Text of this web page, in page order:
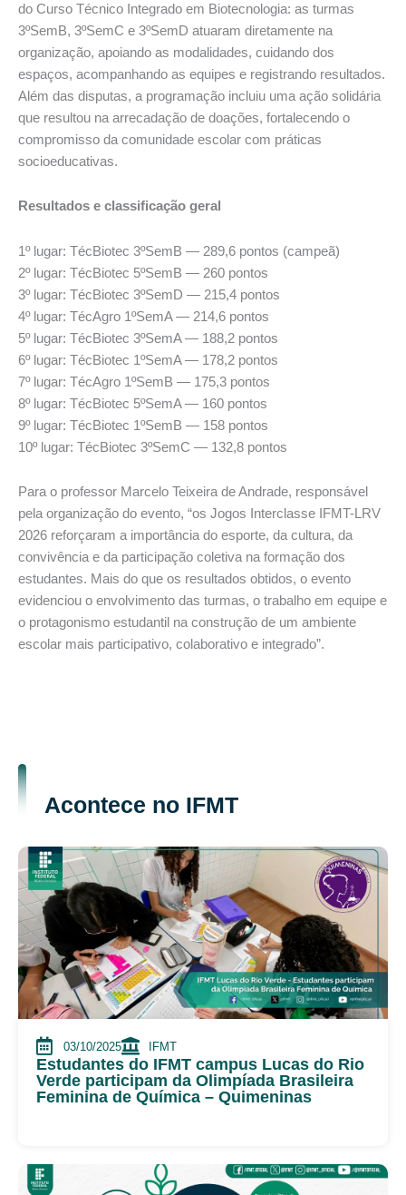
do Curso Técnico Integrado em Biotecnologia: as turmas
3ºSemB, 3ºSemC e 3ºSemD atuaram diretamente na
organização, apoiando as modalidades, cuidando dos
espaços, acompanhando as equipes e registrando resultados.
Além das disputas, a programação incluiu uma ação solidária
que resultou na arrecadação de doações, fortalecendo o
compromisso da comunidade escolar com práticas
socioeducativas.
Resultados e classificação geral
1º lugar: TécBiotec 3ºSemB — 289,6 pontos (campeã)
2º lugar: TécBiotec 5ºSemB — 260 pontos
3º lugar: TécBiotec 3ºSemD — 215,4 pontos
4º lugar: TécAgro 1ºSemA — 214,6 pontos
5º lugar: TécBiotec 3ºSemA — 188,2 pontos
6º lugar: TécBiotec 1ºSemA — 178,2 pontos
7º lugar: TécAgro 1ºSemB — 175,3 pontos
8º lugar: TécBiotec 5ºSemA — 160 pontos
9º lugar: TécBiotec 1ºSemB — 158 pontos
10º lugar: TécBiotec 3ºSemC — 132,8 pontos
Para o professor Marcelo Teixeira de Andrade, responsável
pela organização do evento, “os Jogos Interclasse IFMT-LRV
2026 reforçaram a importância do esporte, da cultura, da
convivência e da participação coletiva na formação dos
estudantes. Mais do que os resultados obtidos, o evento
evidenciou o envolvimento das turmas, o trabalho em equipe e
o protagonismo estudantil na construção de um ambiente
escolar mais participativo, colaborativo e integrado”.
Acontece no IFMT
03/10/2025 IFMT
Estudantes do IFMT campus Lucas do Rio
Verde participam da Olimpíada Brasileira
Feminina de Química – Quimeninas